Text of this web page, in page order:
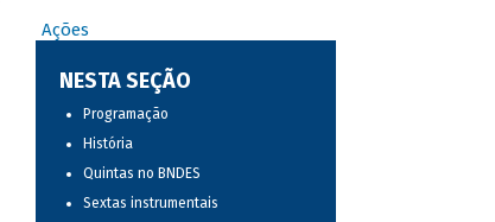
Ações
NESTA SEÇÃO
Programação
História
Quintas no BNDES
Sextas instrumentais